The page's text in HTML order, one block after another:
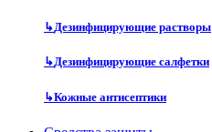
↳Дезинфицирующие растворы
↳Дезинфицирующие салфетки
↳Кожные антисептики